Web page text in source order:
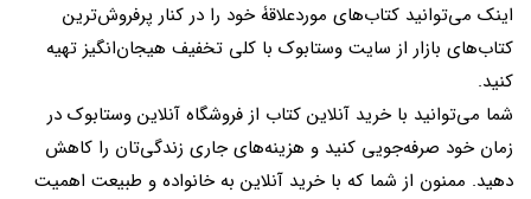
اینک می‌توانید کتاب‌های موردعلاقۀ خود را در کنار پرفروش‌ترین
کتاب‌های بازار از سایت وستابوک با کلی تخفیف هیجان‌انگیز تهیه
کنید.
شما می‌توانید با خرید آنلاین کتاب از فروشگاه آنلاین وستابوک در
زمان خود صرفه‌جویی کنید و هزینه‌های جاری زندگی‌تان را کاهش
دهید. ممنون از شما که با خرید آنلاین به خانواده و طبیعت اهمیت